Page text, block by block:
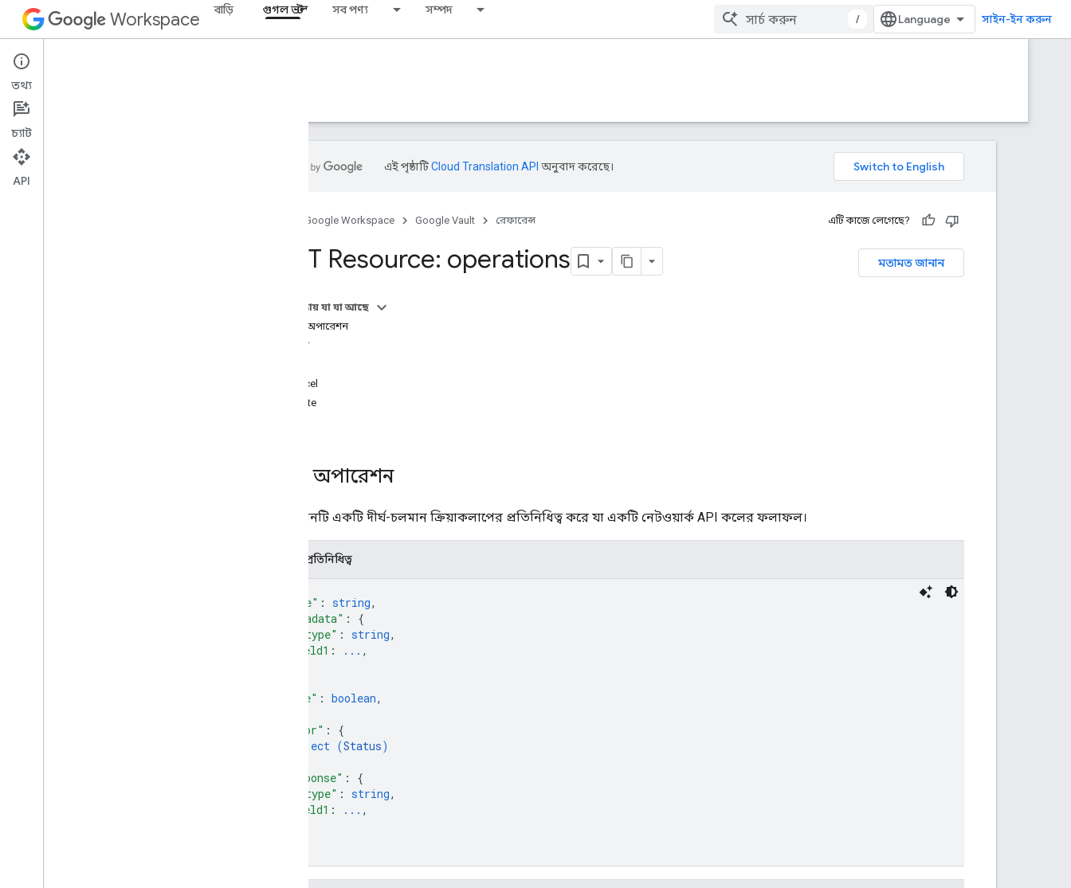
Workspace বাড়ি গুগল ভল্ট সব পণ্য সম্পদ
/ সাইন-ইন করুন
Google Vault
ওভারভিউ
এই পৃষ্ঠাটিCloud Translation API অনুবাদ করেছে।
Google Workspace Google Vault রেফারেন্স এটি কাজে লেগেছে?
মতামত জানান
REST Resource: operations
এই পৃষ্ঠায় যা যা আছে
সম্পদ: অপারেশন
স্ট্যাটাস
cancel
delete
সম্পদ: অপারেশন
এই সংস্থানটি একটি দীর্ঘ-চলমান ক্রিয়াকলাপের প্রতিনিধিত্ব করে যা একটি নেটওয়ার্ক API কলের ফলাফল।
JSON প্রতিনিধিত্ব
"name" : string,
"metadata" : {
"@type" : string,
field1 : ... ,
"done" : boolean,
"error" : {
object (Status)
"response" : {
"@type" : string,
field1 : ... ,
তথ্য
চ্যাট
API